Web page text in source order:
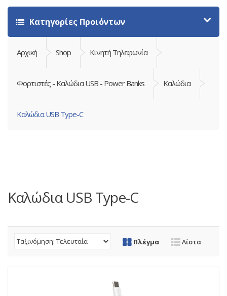
Κατηγορίες Προιόντων
Αρχική Shop Κινητή Τηλεφωνία
Φορτιστές - Καλώδια USB - Power Banks Καλώδια
Καλώδια USB Type-C
Καλώδια USB Type-C
Πλέγμα Λίστα